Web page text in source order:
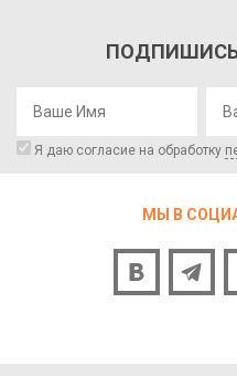
ПОДПИШИСЬ
Я даю согласие на обработку
МЫ В